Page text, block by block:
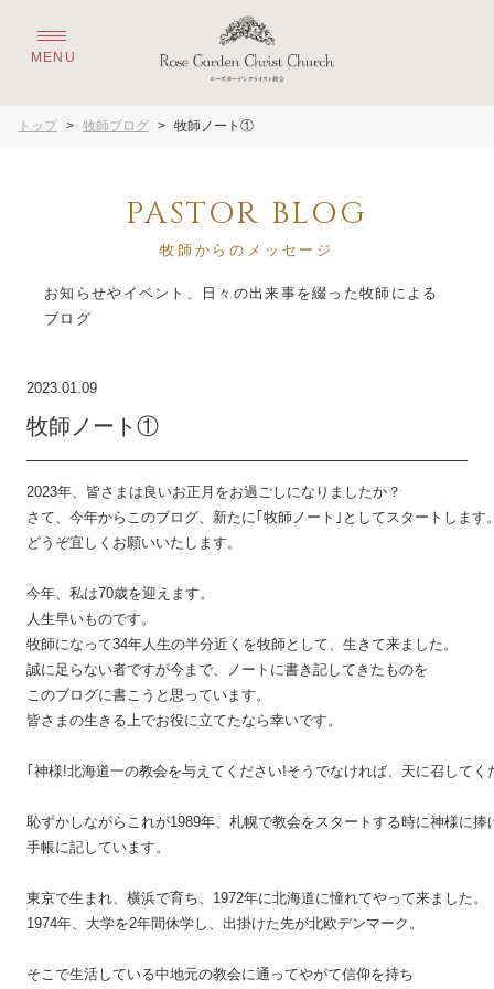
トップ > 牧師ブログ > 牧師ノート①
PASTOR BLOG
牧師からのメッセージ
お知らせやイベント、日々の出来事を綴った牧師による
2023.01.09
牧師ノート①
2023年、皆さまは良いお正月をお過ごしになりましたか？
さて、今年からこのブログ、新たに｢牧師ノート｣としてスタートします
どうぞ宜しくお願いいたします。
今年、私は70歳を迎えます。
人生早いものです。
牧師になって34年人生の半分近くを牧師として、生きて来ました。
誠に足らない者ですが今まで、ノートに書き記してきたものを
このブログに書こうと思っています。
皆さまの生きる上でお役に立てたなら幸いです。
｢神様!北海道一の教会を与えてください!そうでなければ、天に召してく
恥ずかしながらこれが1989年、札幌で教会をスタートする時に神様に捧
手帳に記しています。
東京で生まれ、横浜で育ち、1972年に北海道に憧れてやって来ました。
1974年、大学を2年間休学し、出掛けた先が北欧デンマーク。
そこで生活している中地元の教会に通ってやがて信仰を持ち